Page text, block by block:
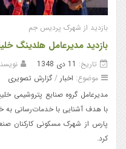
بازدید از شهرک پردیس جم
بازدید مدیرعامل هلدینگ
تاریخ: 11 دی 1348
موضوع: اخبار / گزارش تصویری
مدیرعامل گروه صنایع پتروشیمی
با هدف آشنایی با خدمات‌رسانی به
پارس از شهرک مسکونی کارکنان
کرد.